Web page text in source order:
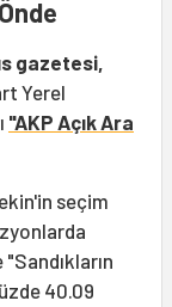
gazetesi,
Yerel
"AKP Açık Ara
seçim
40.09